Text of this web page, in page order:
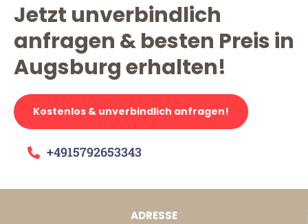
Jetzt unverbindlich
anfragen & besten Preis in
Augsburg erhalten!
Kostenlos & unverbindlich anfragen!
+4915792653343
ADRESSE